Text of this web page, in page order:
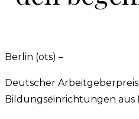
Berlin (ots) –
Deutscher
Bildungseinrichtungen aus